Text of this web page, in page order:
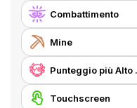
Combattimento
Mine
Touchscreen